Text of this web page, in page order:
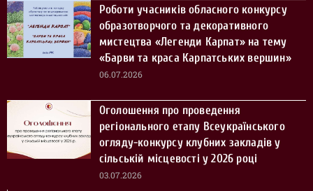
Роботи учасників обласного конкурсу
образотворчого та декоративного
мистецтва «Легенди Карпат» на тему
«Барви та краса Карпатських вершин»
06.07.2026
Оголошення про проведення
регіонального етапу Всеукраїнського
огляду-конкурсу клубних закладів у
сільській місцевості у 2026 році
03.07.2026